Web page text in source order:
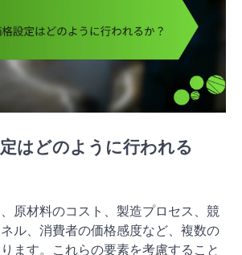
はどのように行われる
原材料のコスト、製造プロセス、競
ル、消費者の価格感度など、複数の
ます。これらの要素を考慮すること